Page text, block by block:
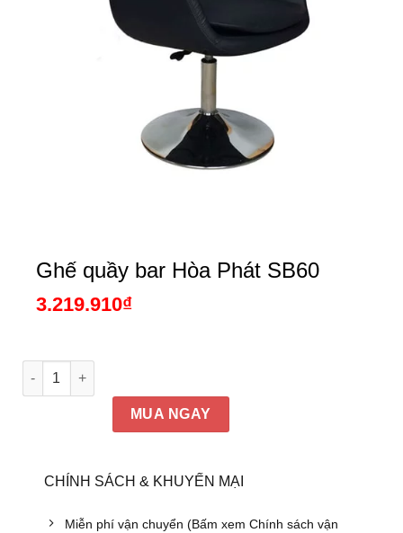
Ghế quầy bar Hòa Phát SB60
3.219.910₫
Ghế quầy bar Hòa Phát SB60 số lượng
MUA NGAY
CHÍNH SÁCH & KHUYẾN MẠI
Miễn phí vận chuyển (Bấm xem Chính sách vận